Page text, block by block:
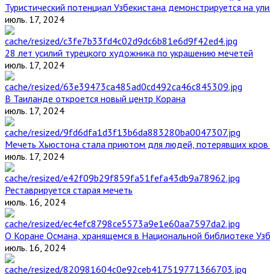
Туристический потенциал Узбекистана демонстрируется на
июль. 17, 2024
28 лет усилий турецкого художника по украшению мечетей
июль. 17, 2024
В Таиланде откроется новый центр Корана
июль. 17, 2024
Мечеть Хьюстона стала приютом для людей, потерявших кров
июль. 17, 2024
Реставрируется старая мечеть
июль. 16, 2024
О Коране Османа, хранящемся в Национальной библиотеке
июль. 16, 2024